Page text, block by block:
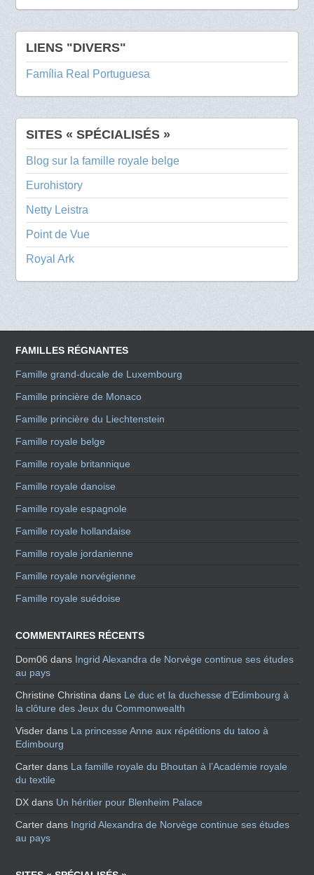
LIENS "DIVERS"
Família Real Portuguesa
SITES « SPÉCIALISÉS »
Blog sur la famille royale belge
Eurohistory
Netty Leistra
Point de Vue
Royal Ark
FAMILLES RÉGNANTES
Famille grand-ducale de Luxembourg
Famille princière de Monaco
Famille princière du Liechtenstein
Famille royale belge
Famille royale britannique
Famille royale danoise
Famille royale espagnole
Famille royale hollandaise
Famille royale jordanienne
Famille royale norvégienne
Famille royale suédoise
COMMENTAIRES RÉCENTS
Dom06 dans Ingrid Alexandra de Norvège continue ses études
au pays
Christine Christina dans Le duc et la duchesse d’Edimbourg à
la clôture des Jeux du Commonwealth
Visder dans La princesse Anne aux répétitions du tatoo à
Edimbourg
Carter dans La famille royale du Bhoutan à l’Académie royale
du textile
DX dans Un héritier pour Blenheim Palace
Carter dans Ingrid Alexandra de Norvège continue ses études
au pays